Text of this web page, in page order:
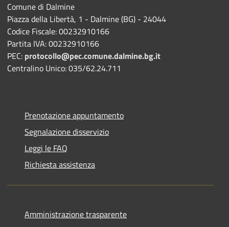
Comune di Dalmine
Piazza della Libertà, 1 - Dalmine (BG) - 24044
Codice Fiscale: 00232910166
Partita IVA: 00232910166
PEC: protocollo@pec.comune.dalmine.bg.it
Centralino Unico: 035/62.24.711
Prenotazione appuntamento
Segnalazione disservizio
Leggi le FAQ
Richiesta assistenza
Amministrazione trasparente